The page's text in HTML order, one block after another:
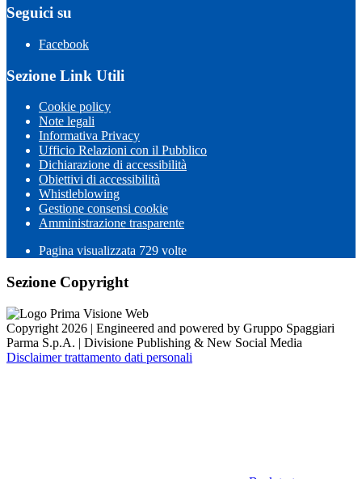
Seguici su
Facebook
Sezione Link Utili
Cookie policy
Note legali
Informativa Privacy
Ufficio Relazioni con il Pubblico
Dichiarazione di accessibilità
Obiettivi di accessibilità
Whistleblowing
Gestione consensi cookie
Amministrazione trasparente
Pagina visualizzata 729 volte
Sezione Copyright
Copyright 2026 | Engineered and powered by Gruppo Spaggiari
Parma S.p.A. | Divisione Publishing & New Social Media
Disclaimer trattamento dati personali